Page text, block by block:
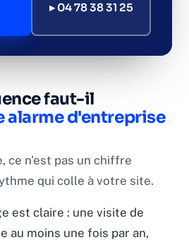
▸ 04 78 38 31 25
faut-il
alarme d'entreprise
ce n'est pas un chiffre
qui colle à votre site.
est claire : une visite de
au moins une fois par an,